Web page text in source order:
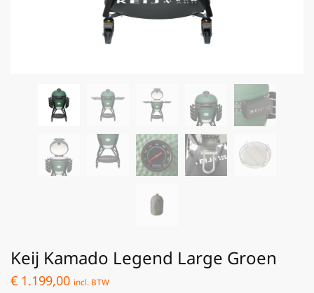
Keij Kamado Legend Large Groen
€ 1.199,00 incl. BTW